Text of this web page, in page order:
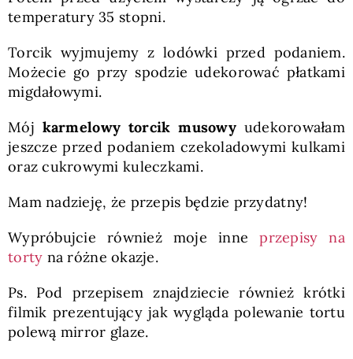
temperatury 35 stopni.
Torcik wyjmujemy z lodówki przed podaniem.
Możecie go przy spodzie udekorować płatkami
migdałowymi.
Mój karmelowy torcik musowyudekorowałam
jeszcze przed podaniem czekoladowymi kulkami
oraz cukrowymi kuleczkami.
Mam nadzieję, że przepis będzie przydatny!
Wypróbujcie również moje inneprzepisy na
torty na różne okazje.
Ps. Pod przepisem znajdziecie również krótki
filmik prezentujący jak wygląda polewanie tortu
polewą mirror glaze.